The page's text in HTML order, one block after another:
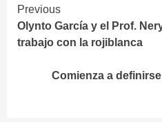
Continue
Reading
Previous
Olynto García y el Prof.
trabajo con la rojiblanca
Comienza a